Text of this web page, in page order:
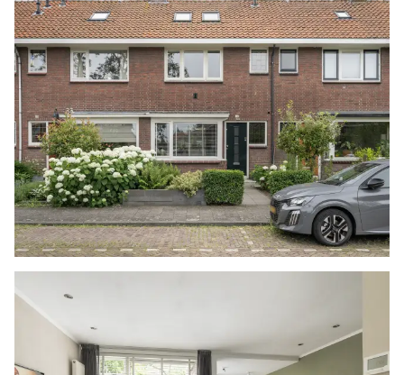
De achtertuin is afwisselend aangelegd, met
langs de gevel een tegelterras, dat overloopt in
een tegelpad en kunstgras. Aan de woning is een
overkapping geplaatst met een gezellige zithoek
en een kleine vijver. Achterin de tuin staat een
houten berging, die is voorzien van verlichting
en elektra, en het geheel is omheind door een
houten schutting met een achteruitgang.
Daarnaast zijn er stenen borders aanwezig, die
zijn voorzien van diverse beplanting.
1E VERDIEPING
Na de trapopgang is de overloop bereikbaar,
waar de aanwezige airconditioning zorgt voor
de nodige verkoeling. De vloer is voorzien van